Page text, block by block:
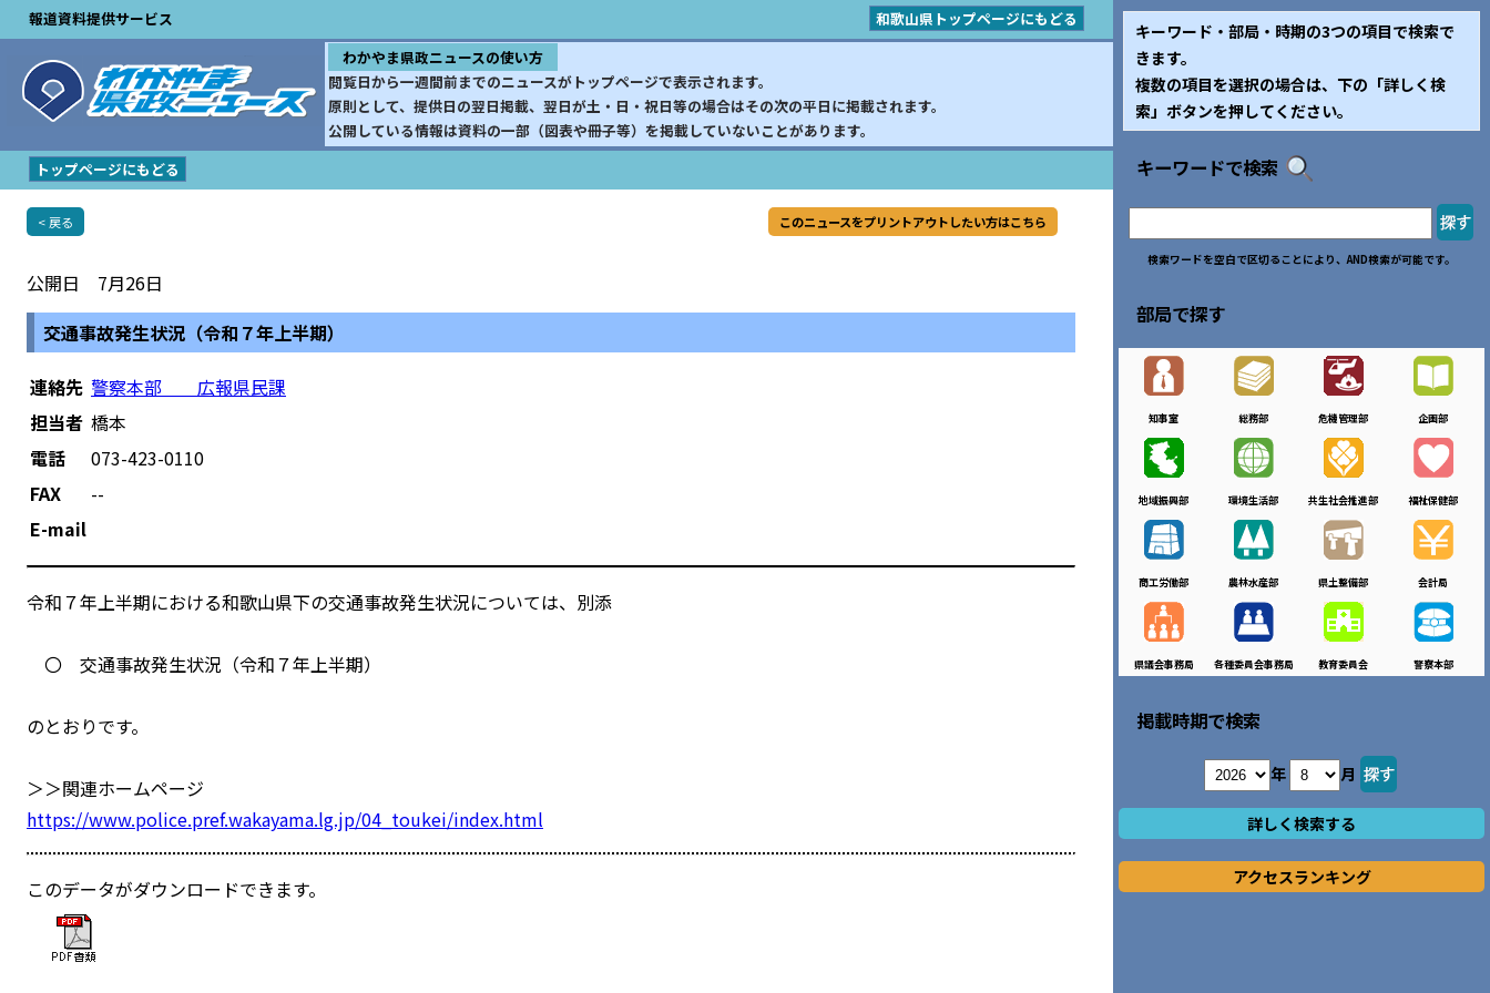
報道資料提供サービス
和歌山県トップページにもどる
わかやま県政ニュースの使い方
閲覧日から一週間前までのニュースがトップページで表示されます。
原則として、提供日の翌日掲載、翌日が土・日・祝日等の場合はその次の平日に掲載されます。
公開している情報は資料の一部（図表や冊子等）を掲載していないことがあります。
トップページにもどる
< 戻る このニュースをプリントアウトしたい方はこちら
公開日 7月26日
交通事故発生状況（令和７年上半期）
連絡先 警察本部 広報県民課
担当者 橋本
電話
073-423-0110
FAX
--
E-mail
令和７年上半期における和歌山県下の交通事故発生状況については、別添
〇 交通事故発生状況（令和７年上半期）
のとおりです。
＞＞関連ホームページ
https://www.police.pref.wakayama.lg.jp/04_toukei/index.html
このデータがダウンロードできます。
キーワード・部局・時期の3つの項目で検索で
きます。
複数の項目を選択の場合は、下の「詳しく検
索」ボタンを押してください。
キーワードで検索
検索ワードを空白で区切ることにより、AND検索が可能です。
部局で探す
知事室 総務部 危機管理部 企画部
地域振興部 環境生活部 共生社会推進部 福祉保健部
商工労働部 農林水産部 県土整備部 会計局
県議会事務局 各種委員会事務局 教育委員会 警察本部
掲載時期で検索
年 月
詳しく検索する
アクセスランキング